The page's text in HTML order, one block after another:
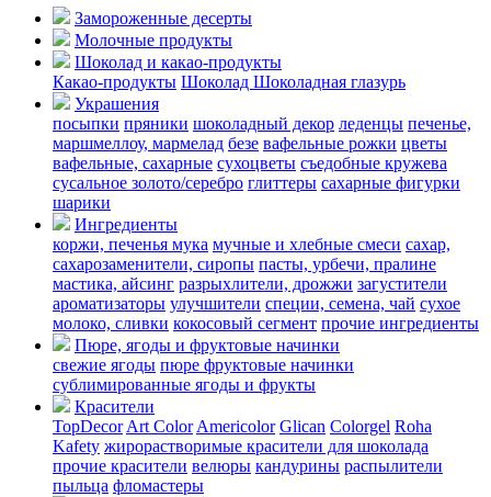
Замороженные десерты
Молочные продукты
Шоколад и какао-продукты
Какао-продукты Шоколад Шоколадная глазурь
Украшения
посыпки пряники шоколадный декор леденцы печенье,
маршмеллоу, мармелад безе вафельные рожки цветы
вафельные, сахарные сухоцветы съедобные кружева
сусальное золото/серебро глиттеры сахарные фигурки
шарики
Ингредиенты
коржи, печенья мука мучные и хлебные смеси сахар,
сахарозаменители, сиропы пасты, урбечи, пралине
мастика, айсинг разрыхлители, дрожжи загустители
ароматизаторы улучшители специи, семена, чай сухое
молоко, сливки кокосовый сегмент прочие ингредиенты
Пюре, ягоды и фруктовые начинки
свежие ягоды пюре фруктовые начинки
сублимированные ягоды и фрукты
Красители
TopDecor Art Color Americolor Glican Colorgel Roha
Kafety жирорастворимые красители для шоколада
прочие красители велюры кандурины распылители
пыльца фломастеры